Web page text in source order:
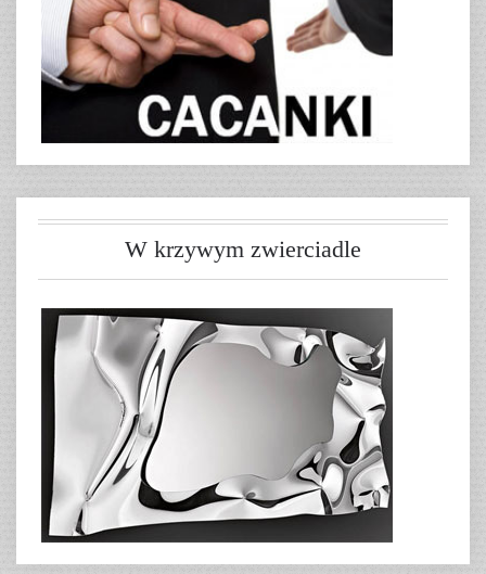
W krzywym zwierciadle